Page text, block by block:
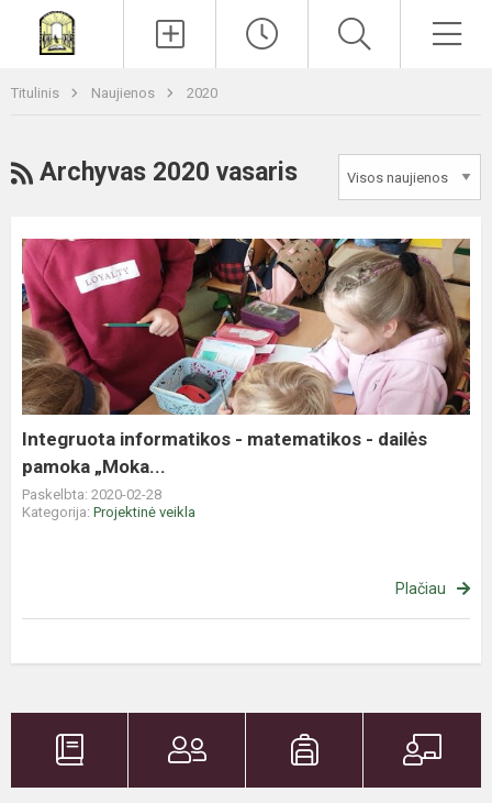
Titulinis Naujienos 2020
RSS
Archyvas 2020 vasaris
Integruota
informatikos
-
matematikos
-
dailės
pamoka
„Moka...
Integruota informatikos - matematikos - dailės
pamoka „Moka...
Paskelbta: 2020-02-28
Kategorija: Projektinė veikla
Plačiau